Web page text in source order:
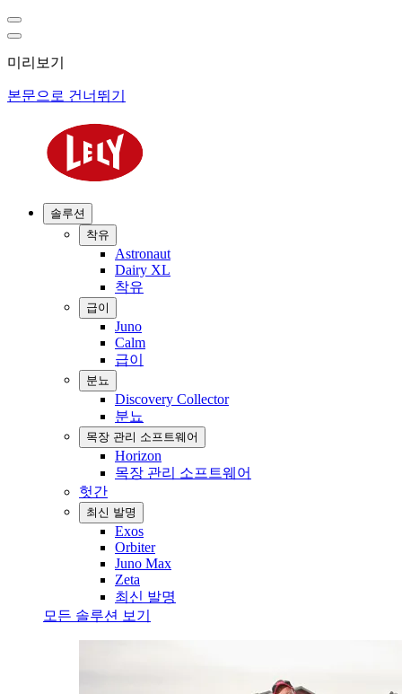
미리보기
본문으로 건너뛰기
솔루션
착유
Astronaut
Dairy XL
착유
급이
Juno
Calm
급이
분뇨
Discovery Collector
분뇨
목장 관리 소프트웨어
Horizon
목장 관리 소프트웨어
헛간
최신 발명
Exos
Orbiter
Juno Max
Zeta
최신 발명
모든 솔루션 보기